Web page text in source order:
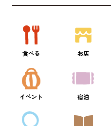
食べる お店
イベント 宿泊